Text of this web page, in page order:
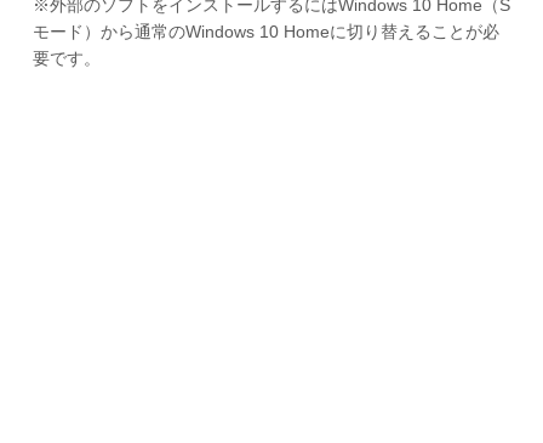
※外部のソフトをインストールするにはWindows 10 Home（S
モード）から通常のWindows 10 Homeに切り替えることが必
要です。